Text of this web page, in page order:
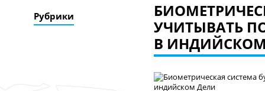
Рубрики
УЧИТЫВАТЬ
В